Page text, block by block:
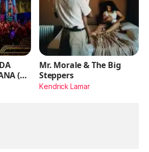
(Ao
Mr. Morale & The Big
Steppers
Kendrick Lamar